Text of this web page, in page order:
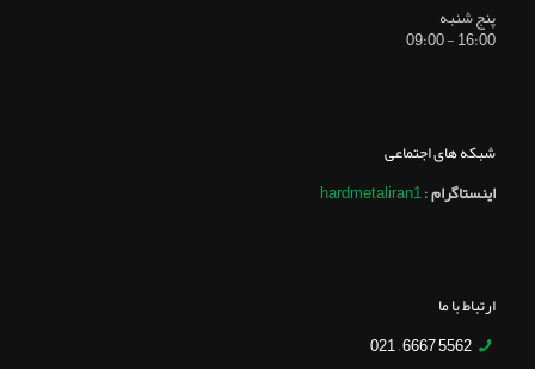
پنج شنبه
16:00 - 09:00
شبکه های اجتماعی
اینستاگرام:
hardmetaliran1
ارتباط با ما
5562 6667 – 021